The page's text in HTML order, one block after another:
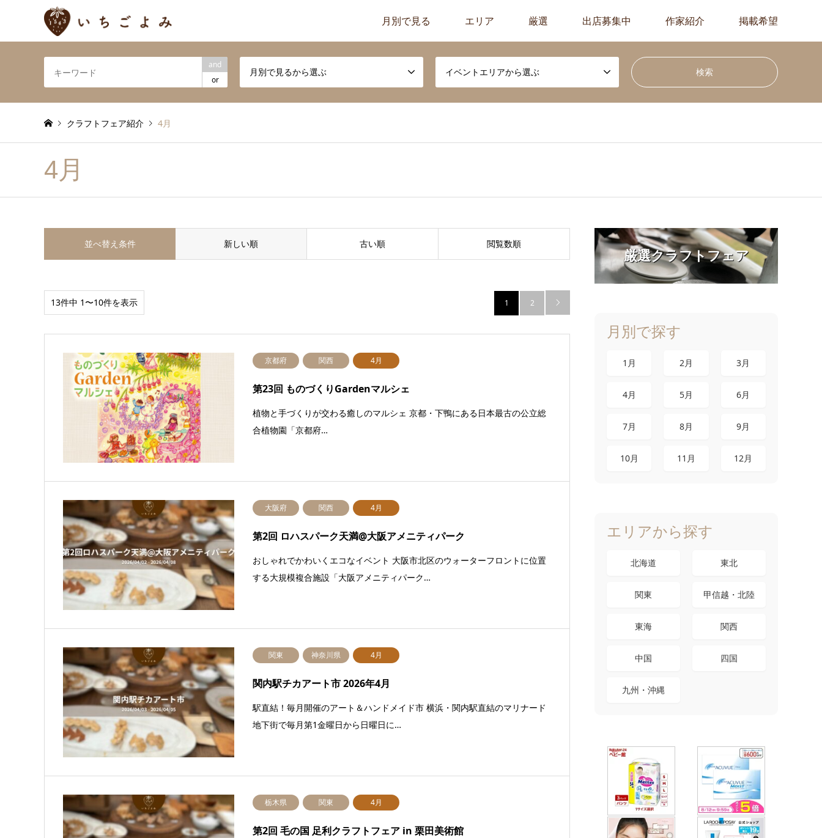
月別で見る エリア 厳選 出店募集中 作家紹介 掲載希望
and
or
月別で見るから選ぶ イベントエリアから選ぶ
クラフトフェア紹介 4月
4月
並べ替え条件 新しい順 古い順 閲覧数順
13件中 1〜10件を表示 1 2 
京都府 関西 4月
第23回 ものづくりGardenマルシェ
植物と手づくりが交わる癒しのマルシェ 京都・下鴨にある日本最古の公立総
合植物園「京都府…
大阪府 関西 4月
第2回 ロハスパーク天満@大阪アメニティパーク
おしゃれでかわいくエコなイベント 大阪市北区のウォーターフロントに位置
する大規模複合施設「大阪アメニティパーク…
関東 神奈川県 4月
関内駅チカアート市 2026年4月
駅直結！毎月開催のアート＆ハンドメイド市 横浜・関内駅直結のマリナード
地下街で毎月第1金曜日から日曜日に…
栃木県 関東 4月
第2回 毛の国 足利クラフトフェア in 栗田美術館
厳選クラフトフェア
月別で探す
1月 2月 3月
4月 5月 6月
7月 8月 9月
10月 11月 12月
エリアから探す
北海道 東北
関東 甲信越・北陸
東海 関西
中国 四国
九州・沖縄